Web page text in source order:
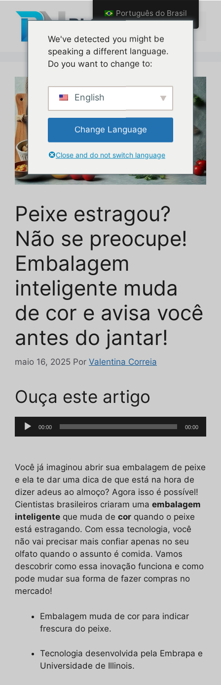
conteúdo
Menu
Peixe estragou?
Não se preocupe!
Embalagem
inteligente muda
de cor e avisa você
antes do jantar!
maio 16, 2025 Por Valentina Correia
Ouça este artigo
Tocador
de
00:00 00:00
Você já imaginou abrir sua embalagem de peixe
e ela te dar uma dica de que está na hora de
dizer adeus ao almoço? Agora isso é possível!
Cientistas brasileiros criaram uma embalagem
inteligente que muda de cor quando o peixe
está estragando. Com essa tecnologia, você
não vai precisar mais confiar apenas no seu
olfato quando o assunto é comida. Vamos
descobrir como essa inovação funciona e como
pode mudar sua forma de fazer compras no
mercado!
Embalagem muda de cor para indicar
frescura do peixe.
Tecnologia desenvolvida pela Embrapa e
Universidade de Illinois.
Português do Brasil
We've detected you might be
speaking a different language.
Do you want to change to:
English
Change Language
Close and do not switch language